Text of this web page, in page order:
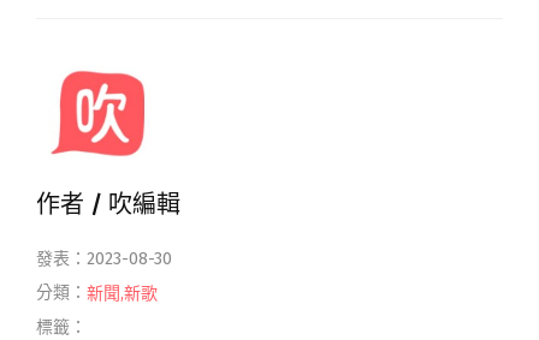
作者 / 吹編輯
發表：2023-08-30
分類： 新聞,新歌
標籤：